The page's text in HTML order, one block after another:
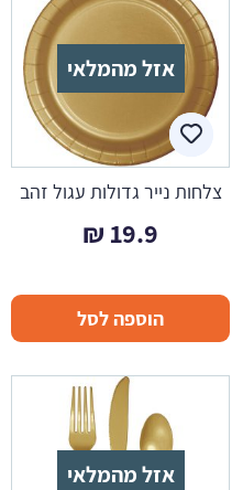
אזל מהמלאי
צלחות נייר גדולות עגול זהב
19.9
₪
הוספה לסל
אזל מהמלאי